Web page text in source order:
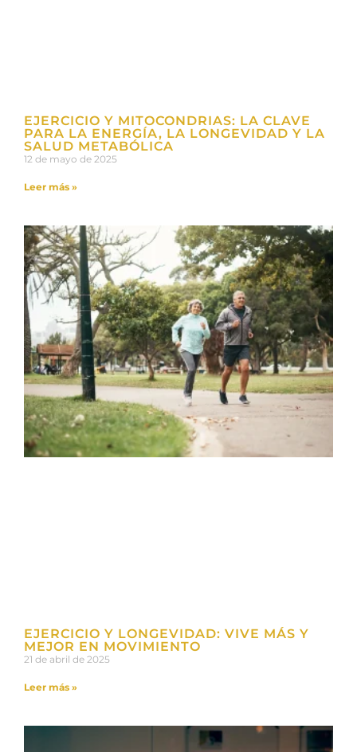
EJERCICIO Y MITOCONDRIAS: LA CLAVE
PARA LA ENERGÍA, LA LONGEVIDAD Y LA
SALUD METABÓLICA
12 de mayo de 2025
Leer más »
EJERCICIO Y LONGEVIDAD: VIVE MÁS Y
MEJOR EN MOVIMIENTO
21 de abril de 2025
Leer más »